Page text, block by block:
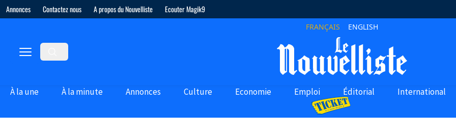
Annonces Contactez nous A propos du Nouvelliste Ecouter Magik9
FRANÇAIS ENGLISH
À la une À la minute Annonces Culture Economie Emploi Éditorial International